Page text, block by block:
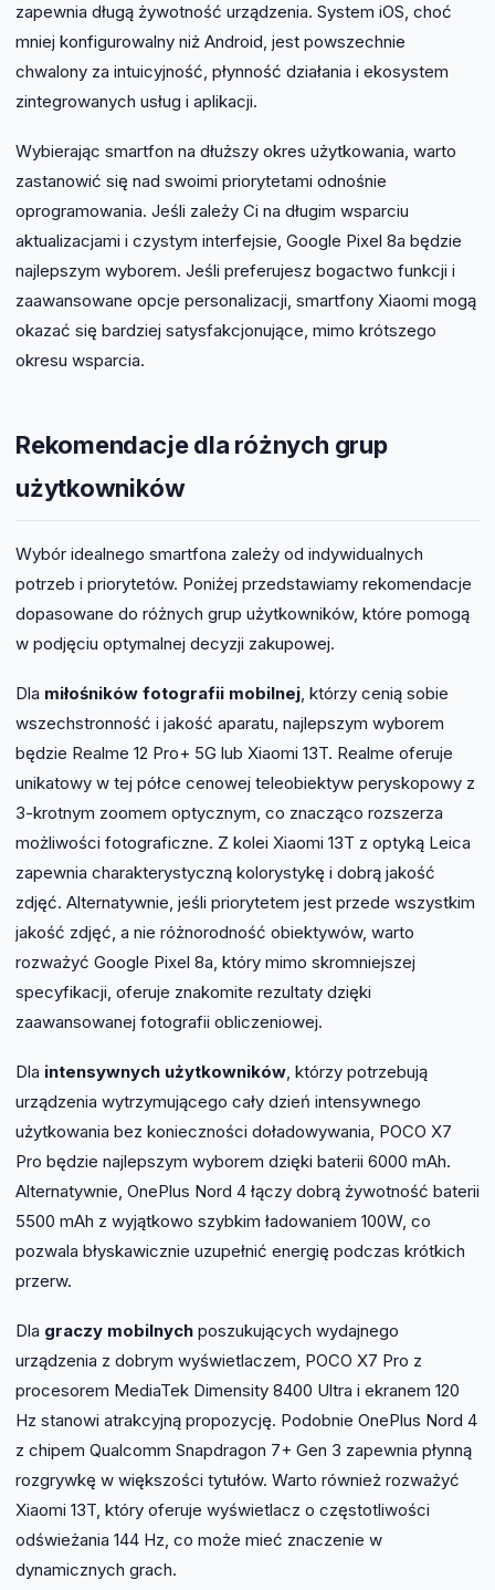
zapewnia długą żywotność urządzenia. System iOS, choć
mniej konfigurowalny niż Android, jest powszechnie
chwalony za intuicyjność, płynność działania i ekosystem
zintegrowanych usług i aplikacji.
Wybierając smartfon na dłuższy okres użytkowania, warto
zastanowić się nad swoimi priorytetami odnośnie
oprogramowania. Jeśli zależy Ci na długim wsparciu
aktualizacjami i czystym interfejsie, Google Pixel 8a będzie
najlepszym wyborem. Jeśli preferujesz bogactwo funkcji i
zaawansowane opcje personalizacji, smartfony Xiaomi mogą
okazać się bardziej satysfakcjonujące, mimo krótszego
okresu wsparcia.
Rekomendacje dla różnych grup
użytkowników
Wybór idealnego smartfona zależy od indywidualnych
potrzeb i priorytetów. Poniżej przedstawiamy rekomendacje
dopasowane do różnych grup użytkowników, które pomogą
w podjęciu optymalnej decyzji zakupowej.
Dla miłośników fotografii mobilnej, którzy cenią sobie
wszechstronność i jakość aparatu, najlepszym wyborem
będzie Realme 12 Pro+ 5G lub Xiaomi 13T. Realme oferuje
unikatowy w tej półce cenowej teleobiektyw peryskopowy z
3-krotnym zoomem optycznym, co znacząco rozszerza
możliwości fotograficzne. Z kolei Xiaomi 13T z optyką Leica
zapewnia charakterystyczną kolorystykę i dobrą jakość
zdjęć. Alternatywnie, jeśli priorytetem jest przede wszystkim
jakość zdjęć, a nie różnorodność obiektywów, warto
rozważyć Google Pixel 8a, który mimo skromniejszej
specyfikacji, oferuje znakomite rezultaty dzięki
zaawansowanej fotografii obliczeniowej.
Dla intensywnych użytkowników, którzy potrzebują
urządzenia wytrzymującego cały dzień intensywnego
użytkowania bez konieczności doładowywania, POCO X7
Pro będzie najlepszym wyborem dzięki baterii 6000 mAh.
Alternatywnie, OnePlus Nord 4 łączy dobrą żywotność baterii
5500 mAh z wyjątkowo szybkim ładowaniem 100W, co
pozwala błyskawicznie uzupełnić energię podczas krótkich
przerw.
Dla graczy mobilnych poszukujących wydajnego
urządzenia z dobrym wyświetlaczem, POCO X7 Pro z
procesorem MediaTek Dimensity 8400 Ultra i ekranem 120
Hz stanowi atrakcyjną propozycję. Podobnie OnePlus Nord 4
z chipem Qualcomm Snapdragon 7+ Gen 3 zapewnia płynną
rozgrywkę w większości tytułów. Warto również rozważyć
Xiaomi 13T, który oferuje wyświetlacz o częstotliwości
odświeżania 144 Hz, co może mieć znaczenie w
dynamicznych grach.